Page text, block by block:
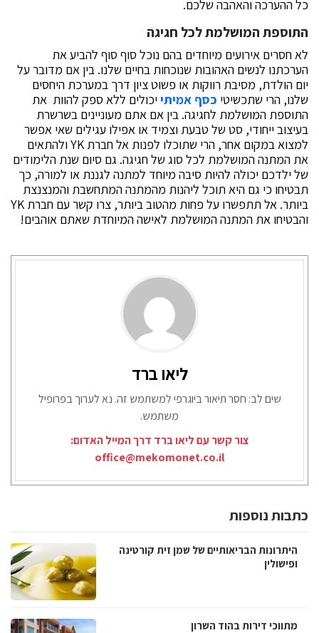
כל ההערכה והאהבה שלכם.
התוספת המושלמת לכל חגיגה
לא חסרים אירועים מיוחדים בהם נוכל סוף סוף להביע את
הערכתנו לנשים האהובות שנוכחות בחיים שלנו. בין אם מדובר על
יום הולדת, מסיבת רווקות או פשוט ציון דרך במערכת היחסים
שלנו, הרי שתכשיטי כסף אמיתייכולים ללא ספק להוות את
התוספת המושלמת לחגיגה. בין אם אתם מעוניינים בשרשרת
בעיצוב ייחודי, סט של טבעת וצמיד או אפילו עגילים שאי אפשר
למצוא במקום אחר, הרי שתוכלו לפנות אל חברת YK ולהתאים
את המתנה המושלמת לכל סוג של חגיגה. גם סיום שנת הלימודים
של ילדכם יכולה להיות סיבה מיוחד למתנה לגננת או למורה, כך
תבטיחו כי גם היא תוכל ליהנות מהמתנה המתחשבת והמנצנצת
ביותר. אל תתפשרו על פחות מהטוב ביותר, צרו קשר עם חברת YK
והבטיחו את המתנה המושלמת לאישה המיוחדת שאתם אוהבים!
ליאו ברד
שים לב: חסר תיאור ביוגרפי למשתמש זה. נא לערוך בפרופיל
משתמש.
צור קשר עם ליאו ברד דרך המייל האדום:
office@mekomonet.co.il
כתבות נוספות
היתרונות הבריאותיים של שמן זית קורטינה
ופישולין
מתווכי דירות בהוד השרון